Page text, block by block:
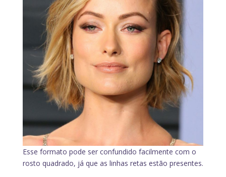
Esse formato pode ser confundido facilmente com o
rosto quadrado, já que as linhas retas estão presentes.